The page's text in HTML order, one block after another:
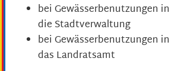
bei Gewässerbenutzungen
die Stadtverwaltung
bei Gewässerbenutzungen
das Landratsamt